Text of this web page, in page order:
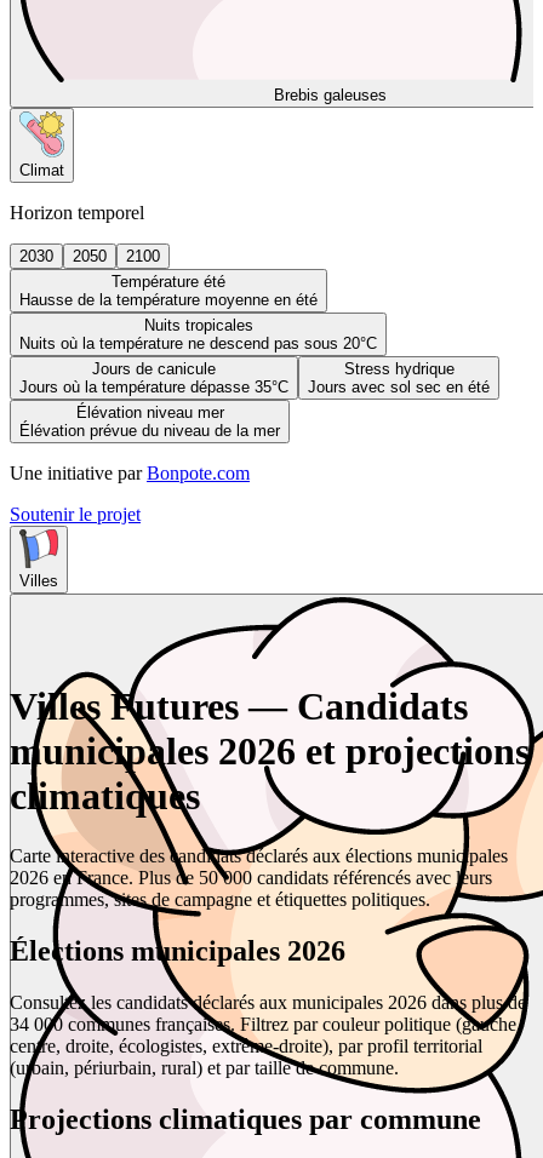
Brebis galeuses
Climat
Horizon temporel
2030 2050
2100
Température été
Hausse de la température moyenne en été
Nuits tropicales
Nuits où la température ne descend pas sous 20°C
Jours de canicule
Jours où la température dépasse 35°C
Stress hydrique
Jours avec sol sec en été
Élévation niveau mer
Élévation prévue du niveau de la mer
Une initiative par Bonpote.com
Soutenir le projet
Villes
Villes Futures — Candidats
municipales 2026 et projections
climatiques
Carte interactive des candidats déclarés aux élections municipales
2026 en France. Plus de 50 000 candidats référencés avec leurs
programmes, sites de campagne et étiquettes politiques.
Élections municipales 2026
Consultez les candidats déclarés aux municipales 2026 dans plus de
34 000 communes françaises. Filtrez par couleur politique (gauche,
centre, droite, écologistes, extrême-droite), par profil territorial
(urbain, périurbain, rural) et par taille de commune.
Projections climatiques par commune